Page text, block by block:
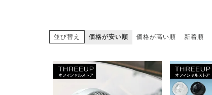
並び替え 価格が安い順 価格が高い順 新着順